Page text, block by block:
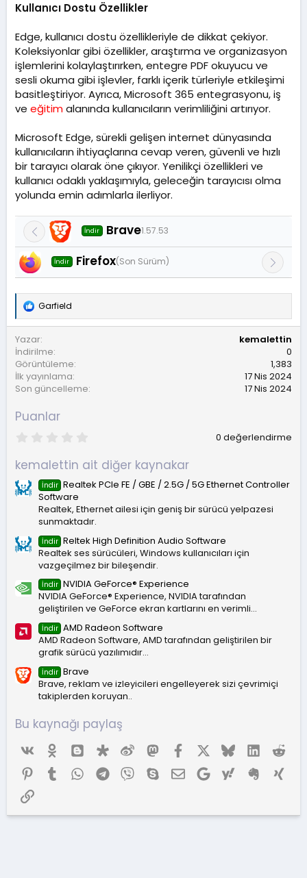
Kullanıcı Dostu Özellikler
Edge, kullanıcı dostu özellikleriyle de dikkat çekiyor.
Koleksiyonlar gibi özellikler, araştırma ve organizasyon
işlemlerini kolaylaştırırken, entegre PDF okuyucu ve
sesli okuma gibi işlevler, farklı içerik türleriyle etkileşimi
basitleştiriyor. Ayrıca, Microsoft 365 entegrasyonu, iş
ve eğitimalanında kullanıcıların verimliliğini artırıyor.
Microsoft Edge, sürekli gelişen internet dünyasında
kullanıcıların ihtiyaçlarına cevap veren, güvenli ve hızlı
bir tarayıcı olarak öne çıkıyor. Yenilikçi özellikleri ve
kullanıcı odaklı yaklaşımıyla, geleceğin tarayıcısı olma
yolunda emin adımlarla ilerliyor.
İndir Brave1.57.53
İndir Firefox(Son Sürüm)
T
e
k
i
l
e
r
Garfield
Yazar
kemalettin
İndirilme
0
Görüntüleme
1,383
İlk yayınlama
17 Nis 2024
Son güncelleme
17 Nis 2024
Puanlar
0
0
ı
d
ı
z
0 değerlendirme
kemalettin ait diğer kaynakar
İndir Realtek PCIe FE / GBE / 2.5G / 5G Ethernet Controller
Software
Realtek, Ethernet ailesi için geniş bir sürücü yelpazesi
sunmaktadır.
İndir Reltek High Definition Audio Software
Realtek ses sürücüleri, Windows kullanıcıları için
vazgeçilmez bir bileşendir.
İndir NVIDIA GeForce® Experience
NVIDIA GeForce® Experience, NVIDIA tarafından
geliştirilen ve GeForce ekran kartlarını en verimli...
İndir AMD Radeon Software
AMD Radeon Software, AMD tarafından geliştirilen bir
grafik sürücü yazılımıdır...
İndir Brave
Brave, reklam ve izleyicileri engelleyerek sizi çevrimiçi
takiplerden koruyan..
Bu kaynağı paylaş
Vk Ok BloggerDiaspora
Weibo MastodonFacebookX (Twitter)
BlueskyLinkedIn
Pinterest
TumblrWhatsAppTelegram
Viber SkypeE-postaGoogleYahoo Evernote
Link